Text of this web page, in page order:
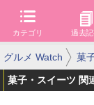
カテゴリ 過去
グルメ Watch 菓
菓子・スイーツ 関